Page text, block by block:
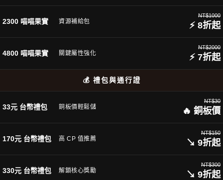
2300 喵喵果實 資源補給包
NT$1000
⚡ 8折起
4800 喵喵果實 關鍵屬性強化
NT$2000
⚡ 7折起
💰 禮包與通行證
33元 台幣禮包 銅板價輕鬆儲
NT$30
🔥 銅板價
170元 台幣禮包 高 CP 值推薦
NT$150
↘ 9折起
330元 台幣禮包 解鎖核心獎勵
NT$300
↘ 9折起